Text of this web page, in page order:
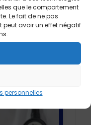
que le comportement
Le fait de ne pas
peut avoir un effet négatif
personnelles